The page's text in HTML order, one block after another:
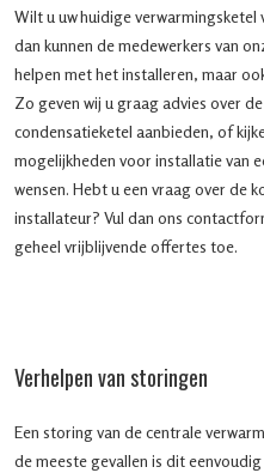
Wilt u uw huidige verwarmingsketel
dan kunnen de medewerkers van
helpen met het installeren, maar
Zo geven wij u graag advies over
condensatieketel aanbieden, of
mogelijkheden voor installatie van
wensen. Hebt u een vraag over de
installateur? Vul dan ons
geheel vrijblijvende offertes toe.
Verhelpen van storingen
Een storing van de centrale
de meeste gevallen is dit